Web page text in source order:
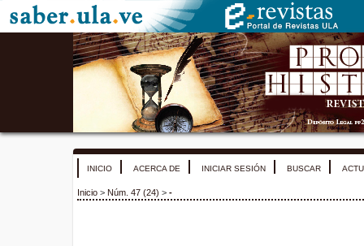
INICIO ACERCA DE INICIAR SESIÓN BUSCAR
Inicio > Núm. 47 (24) > -